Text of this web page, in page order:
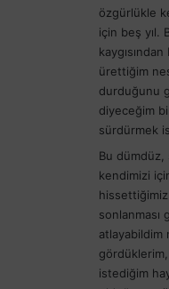
:
özgürlükle
için beş yıl.
ürettiğim
durduğunu
diyeceğim
sürdürmek
Bu dümdüz,
kendimizi
hissettiğimiz
sonlanması
atlayabildim
gördüklerim,
istediğim